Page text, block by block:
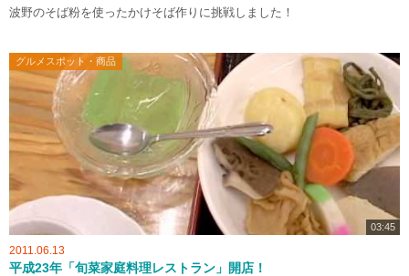
波野のそば粉を使ったかけそば作りに挑戦しました！
グルメスポット・商品
03:45
2011.06.13
平成23年「旬菜家庭料理レストラン」開店！